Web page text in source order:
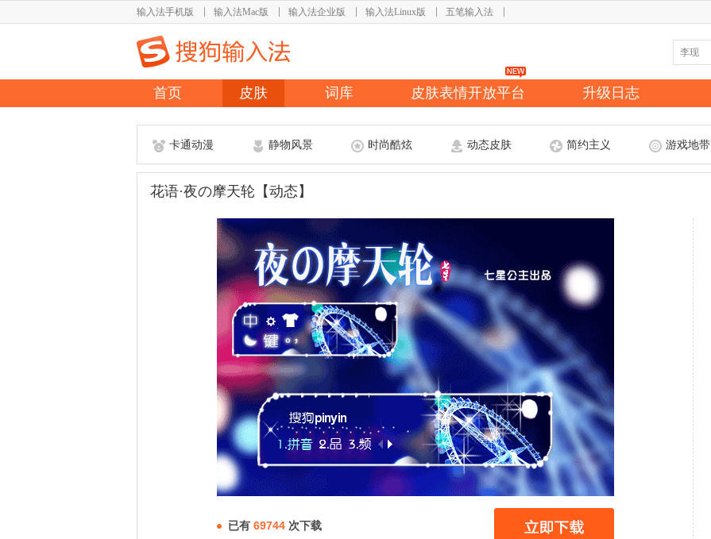
输入法手机版 输入法Mac版 输入法企业版 输入法Linux版 五笔输入法
首页 皮肤 词库 皮肤表情开放平台 升级日志
卡通动漫 静物风景 时尚酷炫 动态皮肤 简约主义 游戏地带
花语·夜の摩天轮【动态】
已有 69744 次下载